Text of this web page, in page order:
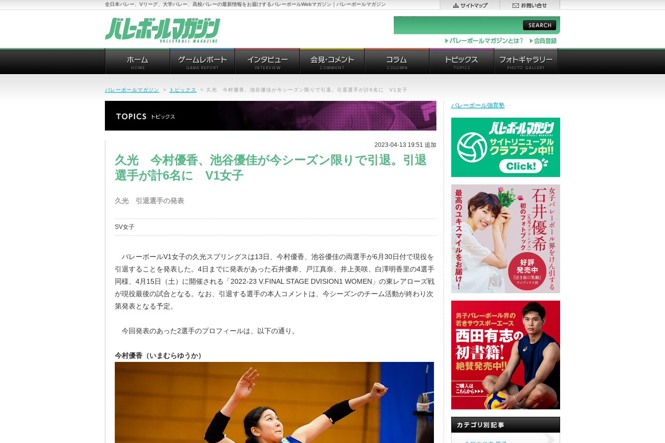
全日本バレー、Vリーグ、大学バレー、高校バレーの最新情報をお届けするバレーボールWebマガジン｜バレーボールマガジン
バレーボールマガジン > トピックス > 久光 今村優香、池谷優佳が今シーズン限りで引退。引退選手が計6名に V1女子
2023-04-13 19:51 追加
久光 今村優香、池谷優佳が今シーズン限りで引退。引退
選手が計6名に V1女子
久光 引退選手の発表
SV女子
バレーボールV1女子の久光スプリングスは13日、今村優香、池谷優佳の両選手が6月30日付で現役を
引退することを発表した。4日までに発表があった石井優希、戸江真奈、井上美咲、白澤明香里の4選手
同様、4月15日（土）に開催される「2022-23 V.FINAL STAGE DVISION1 WOMEN」の東レアローズ戦
が現役最後の試合となる。なお、引退する選手の本人コメントは、今シーズンのチーム活動が終わり次
第発表となる予定。
今回発表のあった2選手のプロフィールは、以下の通り。
今村優⾹（いまむらゆうか）
バレーボール強育塾